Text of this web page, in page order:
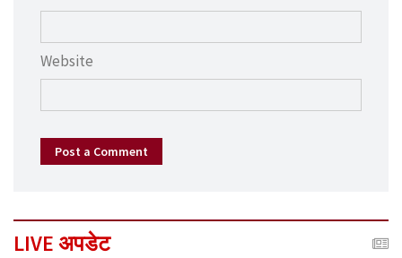
Website
Post a Comment
LIVE अपडेट